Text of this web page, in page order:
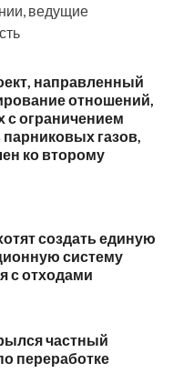
ведущие
направленный
отношений,
с ограничением
газов,
ко второму
создать единую
систему
с отходами
частный
переработке